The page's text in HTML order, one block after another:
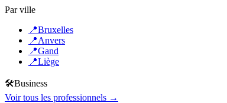
Par ville
📍Bruxelles
📍Anvers
📍Gand
📍Liège
🛠️Business
Voir tous les professionnels →